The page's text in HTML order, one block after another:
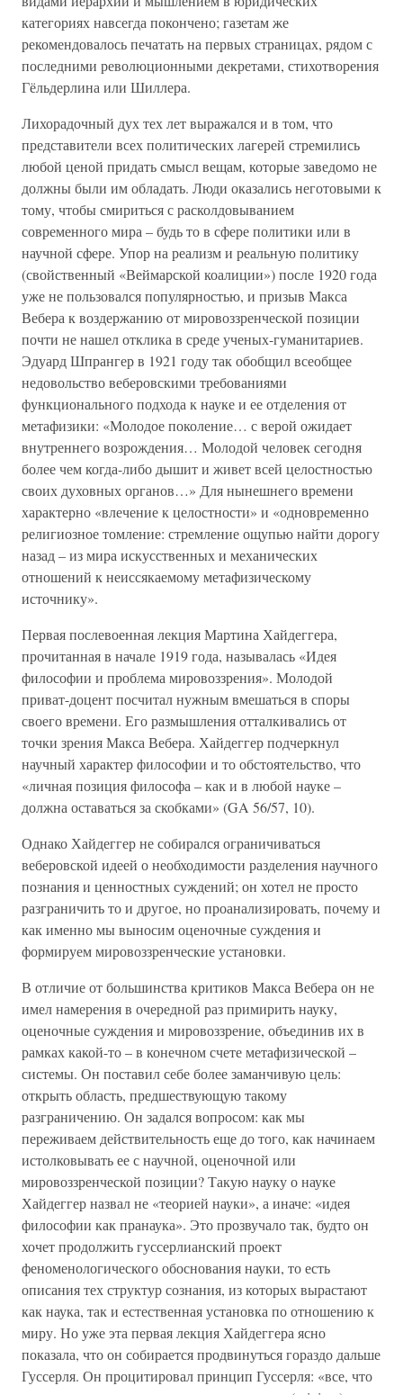
категориях навсегда покончено; газетам же
рекомендовалось печатать на первых страницах, рядом с
последними революционными декретами, стихотворения
Гёльдерлина или Шиллера.
Лихорадочный дух тех лет выражался и в том, что
представители всех политических лагерей стремились
любой ценой придать смысл вещам, которые заведомо не
должны были им обладать. Люди оказались неготовыми к
тому, чтобы смириться с расколдовыванием
современного мира – будь то в сфере политики или в
научной сфере. Упор на реализм и реальную политику
(свойственный «Веймарской коалиции») после 1920 года
уже не пользовался популярностью, и призыв Макса
Вебера к воздержанию от мировоззренческой позиции
почти не нашел отклика в среде ученых-гуманитариев.
Эдуард Шпрангер в 1921 году так обобщил всеобщее
недовольство веберовскими требованиями
функционального подхода к науке и ее отделения от
метафизики: «Молодое поколение… с верой ожидает
внутреннего возрождения… Молодой человек сегодня
более чем когда-либо дышит и живет всей целостностью
своих духовных органов…» Для нынешнего времени
характерно «влечение к целостности» и «одновременно
религиозное томление: стремление ощупью найти дорогу
назад – из мира искусственных и механических
отношений к неиссякаемому метафизическому
источнику».
Первая послевоенная лекция Мартина Хайдеггера,
прочитанная в начале 1919 года, называлась «Идея
философии и проблема мировоззрения». Молодой
приват-доцент посчитал нужным вмешаться в споры
своего времени. Его размышления отталкивались от
точки зрения Макса Вебера. Хайдеггер подчеркнул
научный характер философии и то обстоятельство, что
«личная позиция философа – как и в любой науке –
должна оставаться за скобками» (GA 56/57, 10).
Однако Хайдеггер не собирался ограничиваться
веберовской идеей о необходимости разделения научного
познания и ценностных суждений; он хотел не просто
разграничить то и другое, но проанализировать, почему и
как именно мы выносим оценочные суждения и
формируем мировоззренческие установки.
В отличие от большинства критиков Макса Вебера он не
имел намерения в очередной раз примирить науку,
оценочные суждения и мировоззрение, объединив их в
рамках какой-то – в конечном счете метафизической –
системы. Он поставил себе более заманчивую цель:
открыть область, предшествующую такому
разграничению. Он задался вопросом: как мы
переживаем действительность еще до того, как начинаем
истолковывать ее с научной, оценочной или
мировоззренческой позиции? Такую науку о науке
Хайдеггер назвал не «теорией науки», а иначе: «идея
философии как пранаука». Это прозвучало так, будто он
хочет продолжить гуссерлианский проект
феноменологического обоснования науки, то есть
описания тех структур сознания, из которых вырастают
как наука, так и естественная установка по отношению к
миру. Но уже эта первая лекция Хайдеггера ясно
показала, что он собирается продвинуться гораздо дальше
Гуссерля. Он процитировал принцип Гуссерля: «все, что